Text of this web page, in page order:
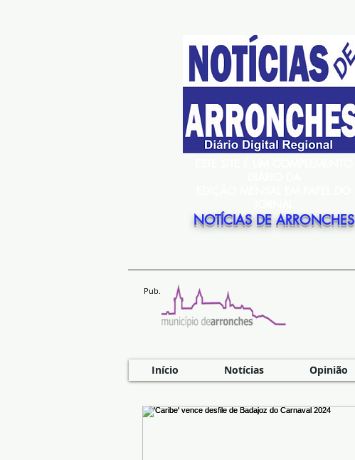
NOTÍCIAS DE ARRONCHES
Pub.
Início Notícias Opinião